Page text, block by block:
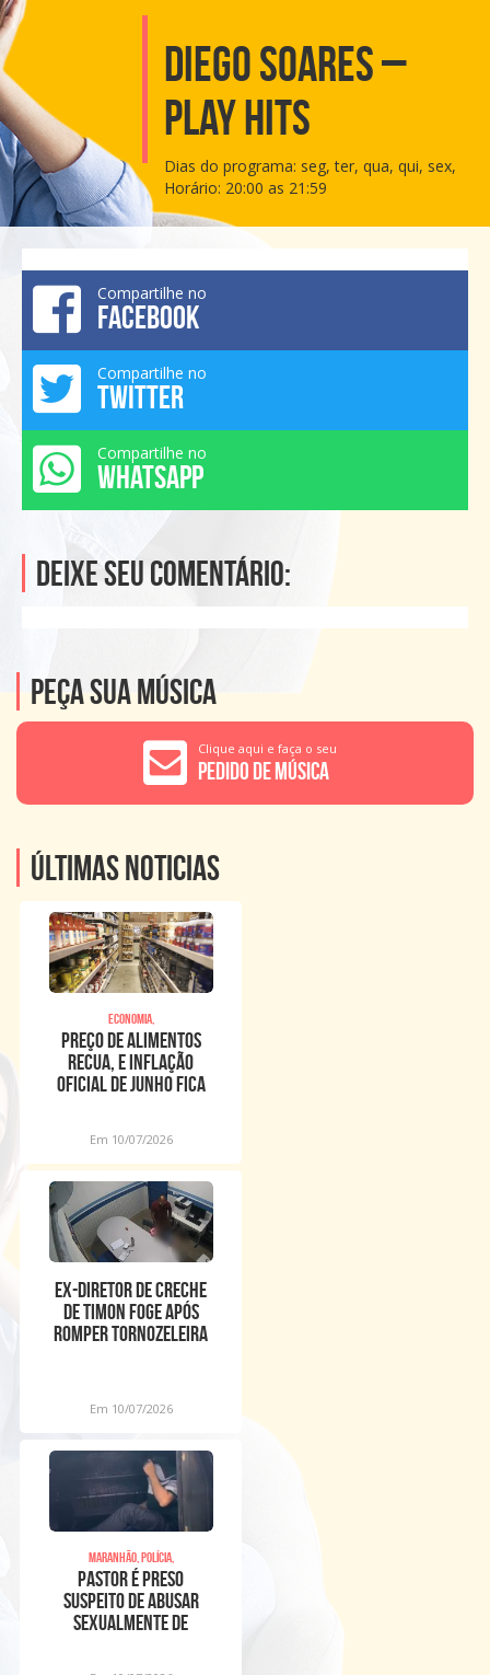
Diego Soares –
Play Hits
Dias do programa: seg, ter, qua, qui, sex,
Horário: 20:00 as 21:59
Compartilhe no
FACEBOOK
Compartilhe no
TWITTER
Compartilhe no
WHATSAPP
Deixe seu comentário:
Peça sua música
Clique aqui e faça o seu
Pedido de Música
Últimas noticias
Economia,
Preço de alimentos
recua, e inflação
oficial de junho fica
Em 10/07/2026
Ex-diretor de creche
de Timon foge após
romper tornozeleira
Em 10/07/2026
Maranhão, Polícia,
Pastor é preso
suspeito de abusar
sexualmente de